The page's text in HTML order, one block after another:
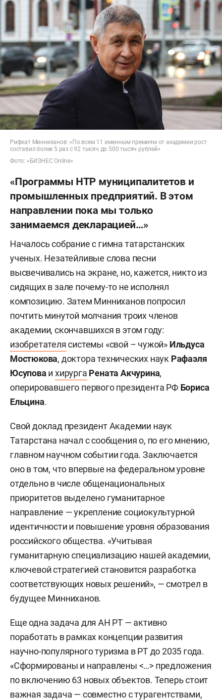
Рифкат Минниханов: «По всем 11 именным премиям от академии рост
составил более 5 раз с 92 тысяч до 500 тысяч рублей»
Фото: «БИЗНЕС Online»
«Программы НТР муниципалитетов и
промышленных предприятий. В этом
направлении пока мы только
занимаемся декларацией…»
Началось собрание с гимна татарстанских
ученых. Незатейливые слова песни
высвечивались на экране, но, кажется, никто из
сидящих в зале почему-то не исполнял
композицию. Затем Минниханов попросил
почтить минутой молчания троих членов
академии, скончавшихся в этом году:
изобретателясистемы «свой – чужой» Ильдуса
Мостюкова, доктора технических наук Рафаэля
Юсупова и хирурга Рената Акчурина,
оперировавшего первого президента РФ Бориса
Ельцина.
Свой доклад президент Академии наук
Татарстана начал с сообщения о, по его мнению,
главном научном событии года. Заключается
оно в том, что впервые на федеральном уровне
отдельно в числе общенациональных
приоритетов выделено гуманитарное
направление — укрепление социокультурной
идентичности и повышение уровня образования
российского общества. «Учитывая
гуманитарную специализацию нашей академии,
ключевой стратегией становится разработка
соответствующих новых решений», — смотрел в
будущее Минниханов.
Еще одна задача для АН РТ — активно
поработать в рамках концепции развития
научно-популярного туризма в РТ до 2035 года.
«Сформированы и направлены <…> предложения
по включению 63 новых объектов. Теперь стоит
важная задача — совместно с турагентствами,